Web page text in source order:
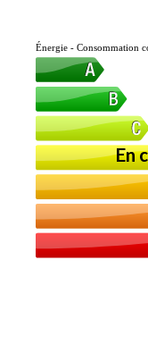
Énergie - Consommation
En